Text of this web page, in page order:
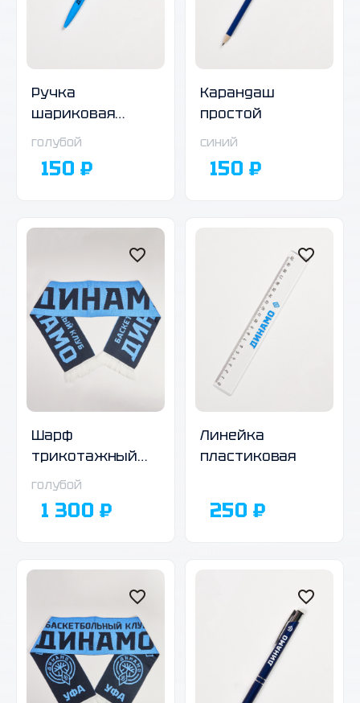
Ручка
шариковая
автоматическая,
голубой
150 ₽
Карандаш
простой
синий
150 ₽
Шарф
трикотажный
двухсторонний,
голубой
1 300 ₽
Линейка
пластиковая
250 ₽